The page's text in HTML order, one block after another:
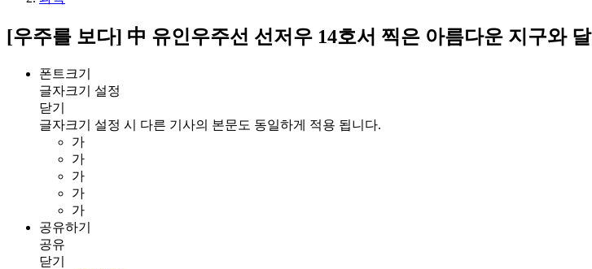
[우주를 보다] 中 유인우주선 선저우 14호서 찍은 아름다운 지구와 달
폰트크기
글자크기 설정
닫기
글자크기 설정 시 다른 기사의 본문도 동일하게 적용 됩니다.
가
가
가
가
가
공유하기
공유
닫기